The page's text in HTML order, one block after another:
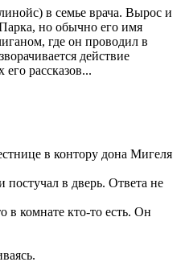
в семье врача. Вырос и
но обычно его имя
где он проводил в
действие
рассказов...
в контору дона Мигеля
постучал в дверь. Ответа не
в комнате кто-то есть. Он